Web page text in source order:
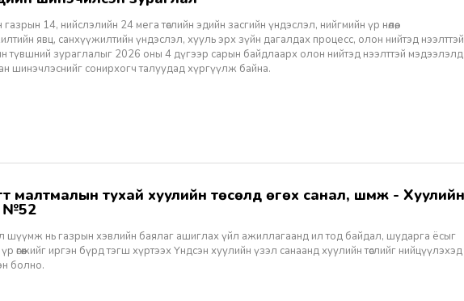
газрын 14, нийслэлийн 24 мега төслийн эдийн засгийн үндэслэл, нийгмийн үр нөлөө,
явц, санхүүжилтийн үндэслэл, хууль эрх зүйн дагалдах процесс, олон нийтэд нээлттэй
түвшний зураглалыг 2026 оны 4 дүгээр сарын байдлаарх олон нийтэд нээлттэй мэдээлэлд
шинэчлэснийг сонирхогч талуудад хүргүүлж байна.
№52
шүүмж нь газрын хэвлийн баялаг ашиглах үйл ажиллагаанд ил тод байдал, шударга ёсыг
өгөөжийг иргэн бүрд тэгш хүртээх Үндсэн хуулийн үзэл санаанд хуулийн төслийг нийцүүлэхэд
болно.